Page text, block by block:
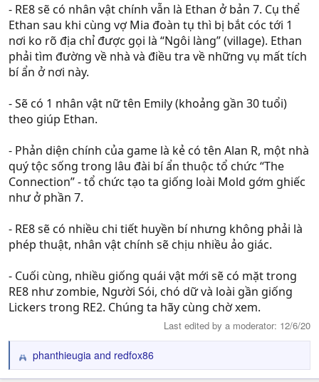
- RE8 sẽ có nhân vật chính vẫn là Ethan ở bản 7. Cụ thể
Ethan sau khi cùng vợ Mia đoàn tụ thì bị bắt cóc tới 1
nơi ko rõ địa chỉ được gọi là “Ngôi làng” (village). Ethan
phải tìm đường về nhà và điều tra về những vụ mất tích
bí ẩn ở nơi này.
- Sẽ có 1 nhân vật nữ tên Emily (khoảng gần 30 tuổi)
theo giúp Ethan.
- Phản diện chính của game là kẻ có tên Alan R, một nhà
quý tộc sống trong lâu đài bí ẩn thuộc tổ chức “The
Connection” - tổ chức tạo ta giống loài Mold gớm ghiếc
như ở phần 7.
- RE8 sẽ có nhiều chi tiết huyền bí nhưng không phải là
phép thuật, nhân vật chính sẽ chịu nhiều ảo giác.
- Cuối cùng, nhiều giống quái vật mới sẽ có mặt trong
RE8 như zombie, Người Sói, chó dữ và loài gần giống
Lickers trong RE2. Chúng ta hãy cùng chờ xem.
Last edited by a moderator: 12/6/20
R
e
phanthieugia and redfox86